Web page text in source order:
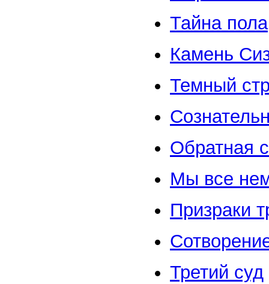
Тайна пола
Камень
Темный
Обратная
Мы все
Призраки
Третий суд